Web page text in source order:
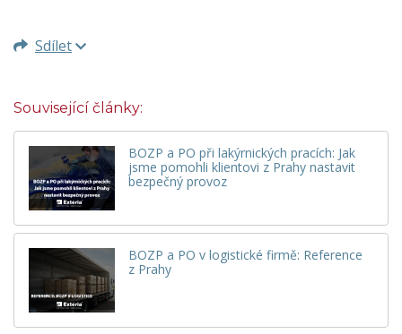
Sdílet
Související články:
BOZP a PO při lakýrnických pracích: Jak
jsme pomohli klientovi z Prahy nastavit
bezpečný provoz
BOZP a PO v logistické firmě: Reference
z Prahy